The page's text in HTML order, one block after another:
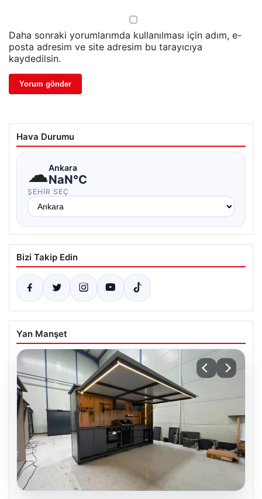
Daha sonraki yorumlarımda kullanılması için adım, e-
posta adresim ve site adresim bu tarayıcıya
kaydedilsin.
Hava Durumu
☁Ankara
NaN°C
ŞEHIR SEÇ
Bizi Takip Edin
Yan Manşet